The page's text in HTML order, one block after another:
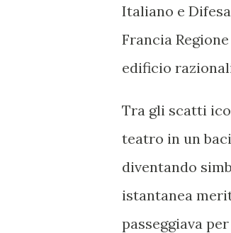
Italiano e
Francia
edificio
Tra gli scatti
teatro in un
diventando
istantanea
passeggiava